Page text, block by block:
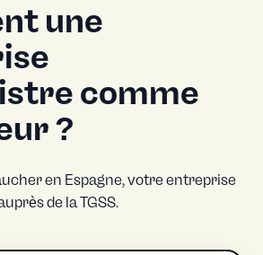
une
comme
?
en Espagne, votre entreprise
de la TGSS.